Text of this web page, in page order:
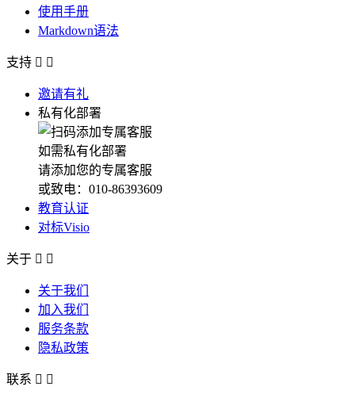
使用手册
Markdown语法
支持  
邀请有礼
私有化部署
如需私有化部署
请添加您的专属客服
或致电：010-86393609
教育认证
对标Visio
关于  
关于我们
加入我们
服务条款
隐私政策
联系  